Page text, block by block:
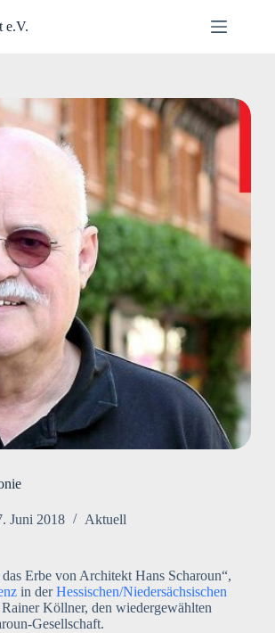
e.V.
Juni 2018 Aktuell
Erbe von Architekt Hans Scharoun“,
in derHessischen/Niedersächsischen
Köllner, den wiedergewählten
Gesellschaft.